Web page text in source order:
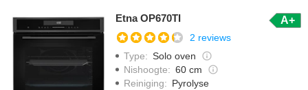
Etna OP670TI A+
2 reviews
Type: Solo oven
Nishoogte: 60 cm
Reiniging: Pyrolyse